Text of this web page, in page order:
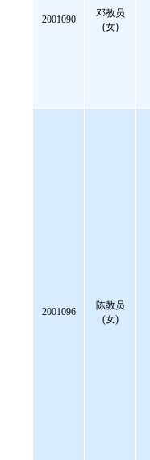
2001090
邓教员
(女)
2001096
陈教员
(女)